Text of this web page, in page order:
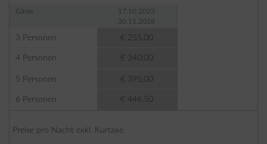
Gäste
3 Personen
4 Personen
5 Personen
6 Personen
17.10.2023
30.11.2028
€ 255,00
€ 340,00
€ 395,00
€ 446,50
Preise pro Nacht exkl. Kurtaxe.